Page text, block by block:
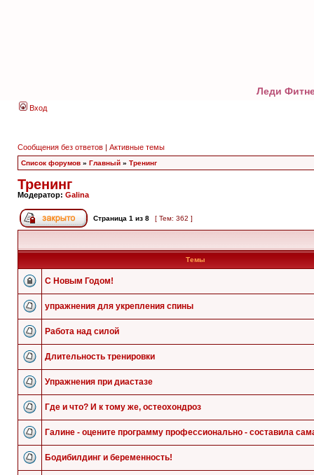
Леди
Вход
Сообщения без ответов | Активные темы
Список форумов » Главный » Тренинг
Тренинг
Модератор: Galina
Страница 1 из 8 [ Тем: 362 ]
Темы
C Новым Годом!
упражнения для укрепления спины
Работа над силой
Длительность тренировки
Упражнения при диастазе
Где и что? И к тому же, остеохондроз
Галине - оцените программу профессионально - составила
Бодибилдинг и беременность!